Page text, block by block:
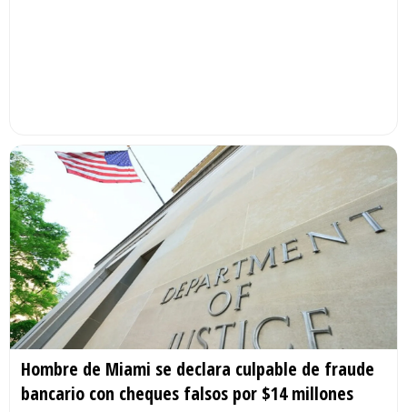
Hombre de Miami se declara culpable de fraude
bancario con cheques falsos por $14 millones